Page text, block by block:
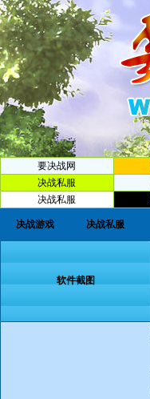
要决战网
决战私服
决战私服
决战游戏 决战私服
软件截图